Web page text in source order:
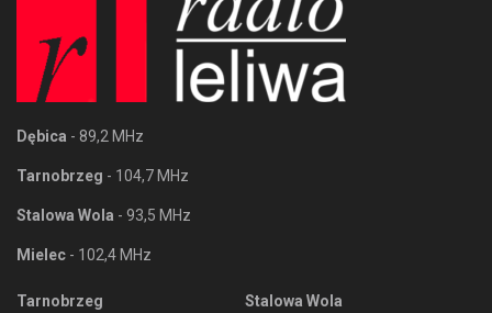
Dębica - 89,2 MHz
Tarnobrzeg - 104,7 MHz
Stalowa Wola - 93,5 MHz
Mielec - 102,4 MHz
Tarnobrzeg Stalowa Wola